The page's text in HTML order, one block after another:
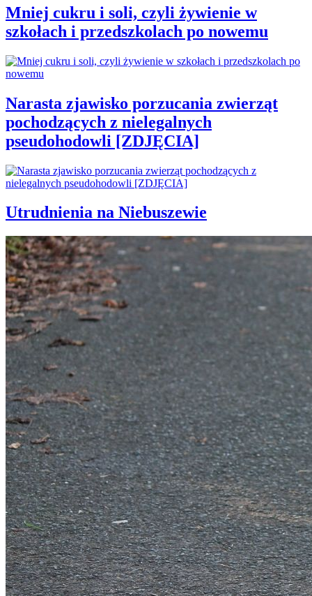
Mniej cukru i soli, czyli żywienie w
szkołach i przedszkolach po nowemu
Narasta zjawisko porzucania zwierząt
pochodzących z nielegalnych
pseudohodowli [ZDJĘCIA]
Utrudnienia na Niebuszewie